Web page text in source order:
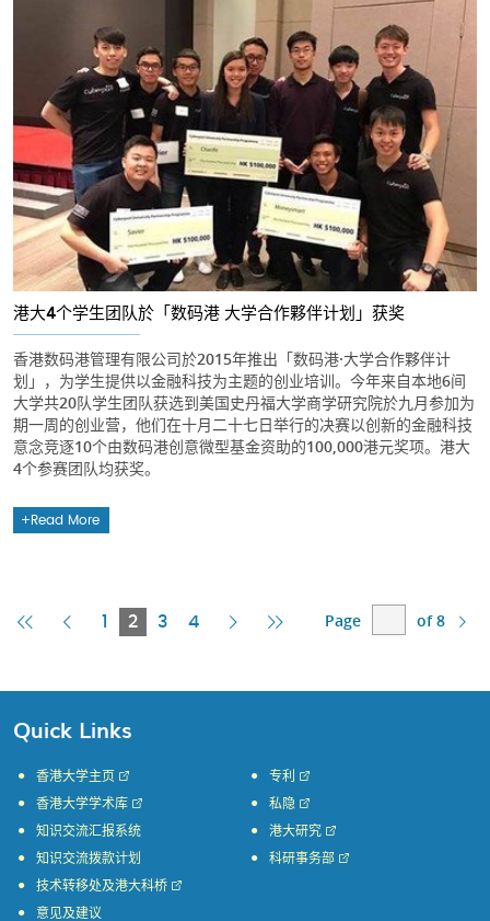
港大4个学生团队於「数码港·大学合作夥伴计划」获奖
香港数码港管理有限公司於2015年推出「数码港·大学合作夥伴计
划」，为学生提供以金融科技为主题的创业培训。今年来自本地6间
大学共20队学生团队获选到美国史丹福大学商学研究院於九月参加为
期一周的创业营，他们在十月二十七日举行的决赛以创新的金融科技
意念竞逐10个由数码港创意微型基金资助的100,000港元奖项。港大
4个参赛团队均获奖。
Read More
FirstPrevious
1 2Current
3 4
Next Last
Page of 8
Quick Links
香港大学主页
香港大学学术库
知识交流汇报系统
知识交流拨款计划
专利
私隐
港大研究
科研事务部
技术转移处及港大科桥
意见及建议